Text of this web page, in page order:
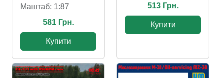
Маштаб: 1:87
581 Грн.
Купити
513 Грн.
Купити